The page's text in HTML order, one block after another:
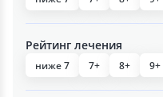
Рейтинг лечения
ниже 7 7+ 8+ 9+